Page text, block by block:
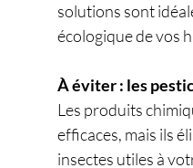
solutions sont
écologique de vos
À éviter : les
Les produits
efficaces, mais ils
insectes utiles à